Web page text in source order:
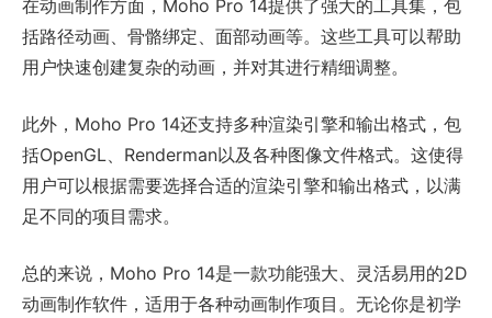
在动画制作方面，Moho Pro 14提供了强大的工具集，包
括路径动画、骨骼绑定、面部动画等。这些工具可以帮助
用户快速创建复杂的动画，并对其进行精细调整。
此外，Moho Pro 14还支持多种渲染引擎和输出格式，包
括OpenGL、Renderman以及各种图像文件格式。这使得
用户可以根据需要选择合适的渲染引擎和输出格式，以满
足不同的项目需求。
总的来说，Moho Pro 14是一款功能强大、灵活易用的2D
动画制作软件，适用于各种动画制作项目。无论你是初学